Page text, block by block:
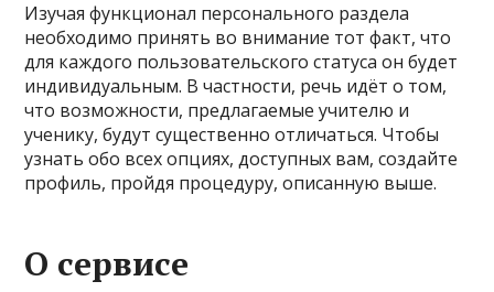
Изучая функционал персонального раздела
необходимо принять во внимание тот факт, что
для каждого пользовательского статуса он будет
индивидуальным. В частности, речь идёт о том,
что возможности, предлагаемые учителю и
ученику, будут существенно отличаться. Чтобы
узнать обо всех опциях, доступных вам, создайте
профиль, пройдя процедуру, описанную выше.
О сервисе